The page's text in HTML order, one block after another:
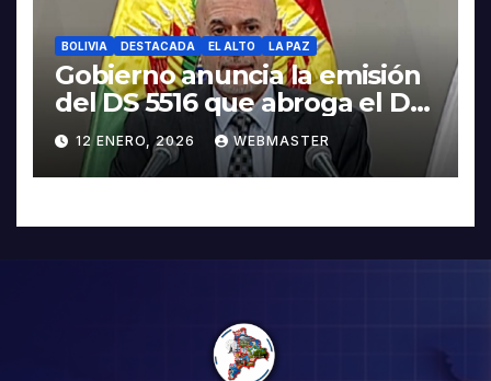
BOLIVIA DESTACADA EL ALTO LA PAZ
Gobierno anuncia la emisión
del DS 5516 que abroga el DS
5503
12 ENERO, 2026 WEBMASTER